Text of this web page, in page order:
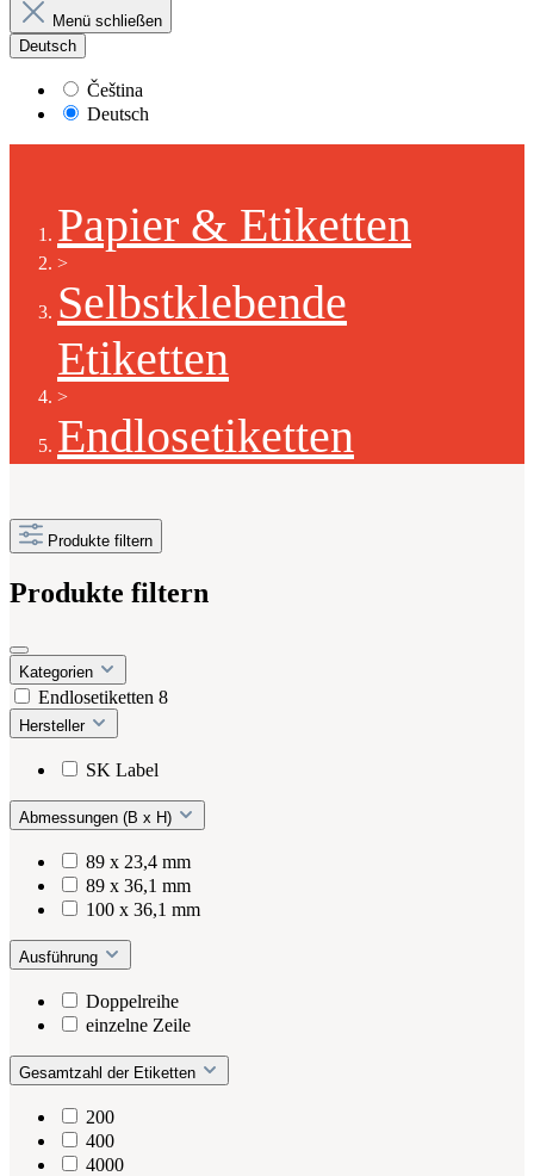
Menü schließen
Deutsch
Čeština
Deutsch
Papier & Etiketten
>
Selbstklebende
Etiketten
>
Endlosetiketten
Produkte filtern
Produkte filtern
Kategorien
Endlosetiketten 8
Hersteller
SK Label
Abmessungen (B x H)
89 x 23,4 mm
89 x 36,1 mm
100 x 36,1 mm
Ausführung
Doppelreihe
einzelne Zeile
Gesamtzahl der Etiketten
200
400
4000